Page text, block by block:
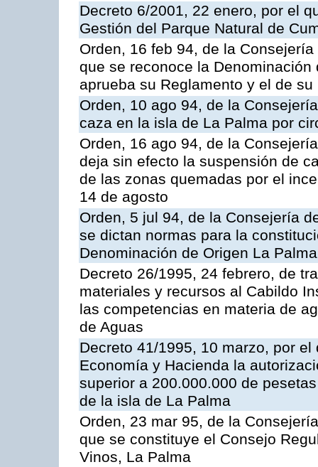
Decreto 6/2001, 22 enero, por el
Gestión del Parque Natural de
Orden, 16 feb 94, de la
que se reconoce la
aprueba su Reglamento y el de
Orden, 10 ago 94, de la
caza en la isla de La Palma por
Orden, 16 ago 94, de la
deja sin efecto la suspensión de
de las zonas quemadas por el
14 de agosto
Orden, 5 jul 94, de la Consejería
se dictan normas para la
Denominación de Origen La Palma
Decreto 26/1995, 24 febrero, de
materiales y recursos al Cabildo
las competencias en materia de
de Aguas
Decreto 41/1995, 10 marzo, por
Economía y Hacienda la
superior a 200.000.000 de
de la isla de La Palma
Orden, 23 mar 95, de la
que se constituye el Consejo
Vinos, La Palma